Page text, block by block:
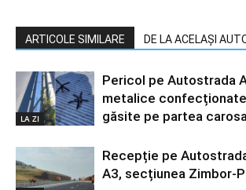
ARTICOLE SIMILARE DE LA ACELAȘI
LA ZI
Pericol pe Autostrada
metalice
găsite pe partea
Recepție pe
A3, secțiunea Zimbor-